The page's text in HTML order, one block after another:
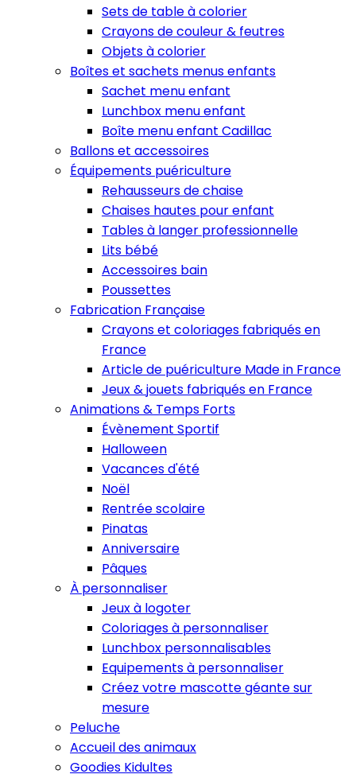
Sets de table à colorier
Crayons de couleur & feutres
Objets à colorier
Boîtes et sachets menus enfants
Sachet menu enfant
Lunchbox menu enfant
Boîte menu enfant Cadillac
Ballons et accessoires
Équipements puériculture
Rehausseurs de chaise
Chaises hautes pour enfant
Tables à langer professionnelle
Lits bébé
Accessoires bain
Poussettes
Fabrication Française
Crayons et coloriages fabriqués en
France
Article de puériculture Made in France
Jeux & jouets fabriqués en France
Animations & Temps Forts
Évènement Sportif
Halloween
Vacances d'été
Noël
Rentrée scolaire
Pinatas
Anniversaire
Pâques
À personnaliser
Jeux à logoter
Coloriages à personnaliser
Lunchbox personnalisables
Equipements à personnaliser
Créez votre mascotte géante sur
mesure
Peluche
Accueil des animaux
Goodies Kidultes